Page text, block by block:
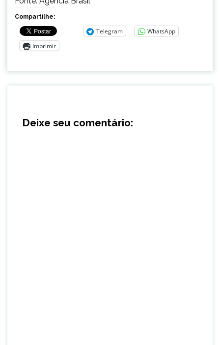
Compartilhe:
Telegram
WhatsApp
Imprimir
Deixe seu comentário: